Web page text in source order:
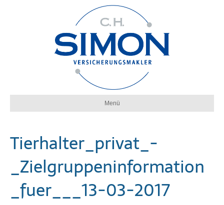
Menü
Tierhalter_privat_-
_Zielgruppeninformation
_fuer___13-03-2017